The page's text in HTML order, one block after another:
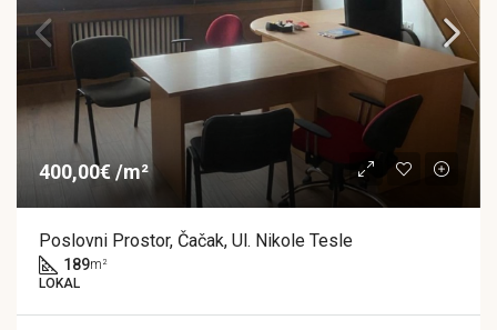
400,00€ /m²
Poslovni Prostor, Čačak, Ul. Nikole Tesle
189m²
LOKAL